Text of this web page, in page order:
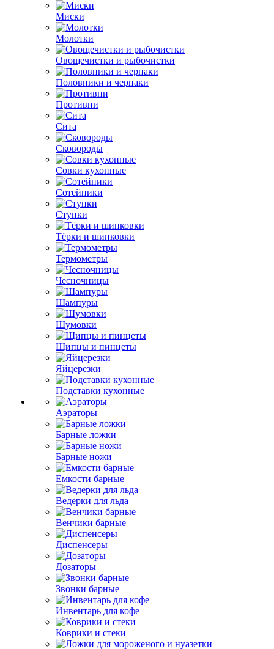
Миски
Молотки
Овощечистки и рыбочистки
Половники и черпаки
Противни
Сита
Сковороды
Совки кухонные
Сотейники
Ступки
Тёрки и шинковки
Термометры
Чесночницы
Шампуры
Шумовки
Щипцы и пинцеты
Яйцерезки
Подставки кухонные
Аэраторы
Барные ложки
Барные ножи
Емкости барные
Ведерки для льда
Венчики барные
Диспенсеры
Дозаторы
Звонки барные
Инвентарь для кофе
Коврики и стеки